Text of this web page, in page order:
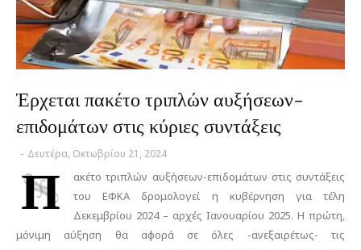
Έρχεται πακέτο τριπλών αυξήσεων-
επιδομάτων στις κύριες συντάξεις
- Δευτέρα, Οκτωβρίου 21, 2024
Π
ακέτο τριπλών αυξήσεων-επιδομάτων στις συντάξεις
του ΕΦΚΑ δρομολογεί η κυβέρνηση για τέλη
Δεκεμβρίου 2024 – αρχές Ιανουαρίου 2025. Η πρώτη,
μόνιμη αύξηση θα αφορά σε όλες -ανεξαιρέτως- τις